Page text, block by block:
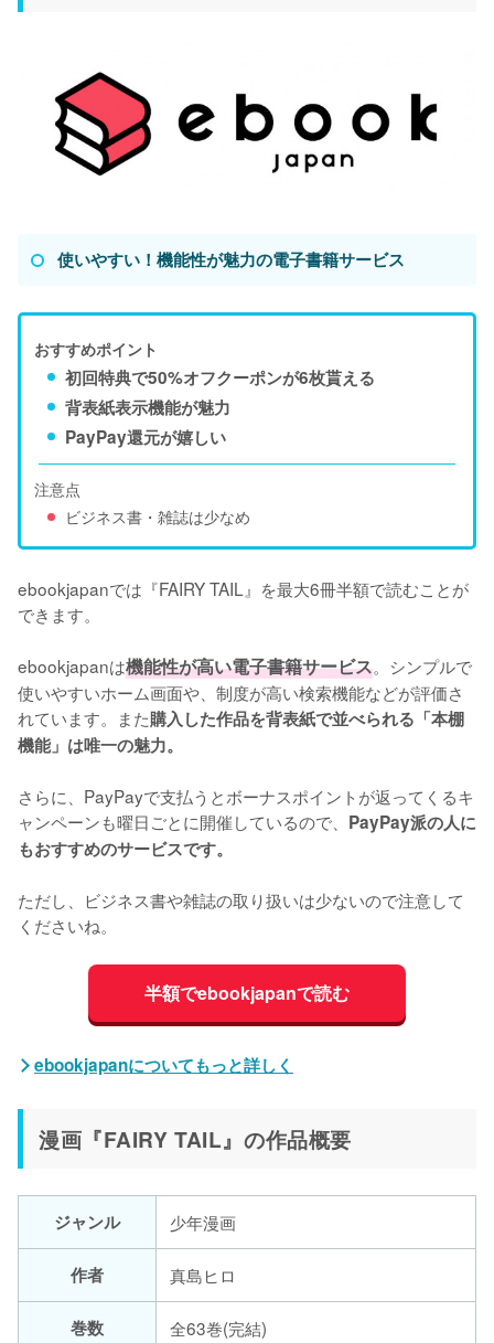
使いやすい！機能性が魅力の電子書籍サービス
おすすめポイント
初回特典で50%オフクーポンが6枚貰える
背表紙表示機能が魅力
PayPay還元が嬉しい
注意点
ビジネス書・雑誌は少なめ
ebookjapanでは『FAIRY TAIL』を最大6冊半額で読むことが
できます。
ebookjapanは機能性が高い電子書籍サービス。シンプルで
使いやすいホーム画面や、制度が高い検索機能などが評価さ
れています。また購入した作品を背表紙で並べられる「本棚
機能」は唯一の魅力。
さらに、PayPayで支払うとボーナスポイントが返ってくるキ
ャンペーンも曜日ごとに開催しているので、 PayPay派の人に
もおすすめのサービスです。
ただし、ビジネス書や雑誌の取り扱いは少ないので注意して
くださいね。
半額でebookjapanで読む
ebookjapanについてもっと詳しく
漫画『FAIRY TAIL』の作品概要
ジャンル 少年漫画
作者 真島ヒロ
巻数 全63巻(完結)